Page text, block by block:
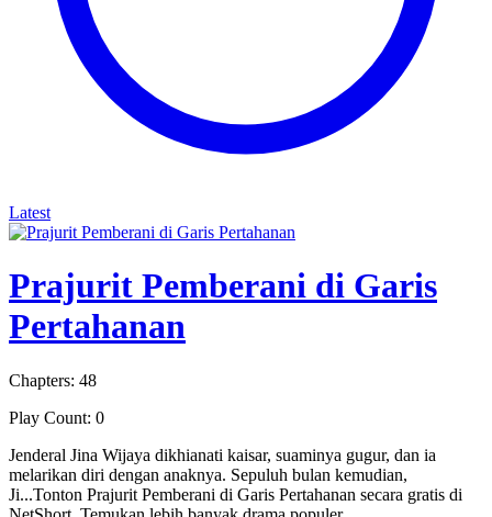
Latest
Prajurit Pemberani di Garis
Pertahanan
Chapters: 48
Play Count: 0
Jenderal Jina Wijaya dikhianati kaisar, suaminya gugur, dan ia
melarikan diri dengan anaknya. Sepuluh bulan kemudian,
Ji...Tonton Prajurit Pemberani di Garis Pertahanan secara gratis di